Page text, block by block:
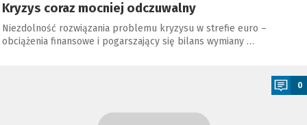
Kryzys coraz mocniej odczuwalny
Niezdolność rozwiązania problemu kryzysu w strefie euro –
obciążenia finansowe i pogarszający się bilans wymiany …
0